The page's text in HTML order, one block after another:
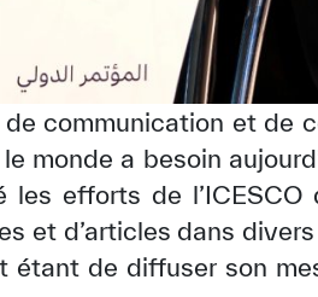
communication et de
monde a besoin
efforts de l’ICESCO
et d’articles dans divers
étant de diffuser son